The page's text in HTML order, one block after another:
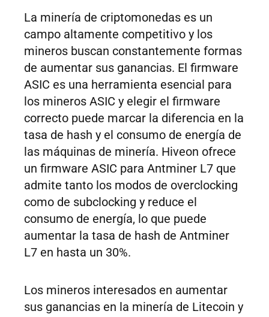
La minería de criptomonedas es un
campo altamente competitivo y los
mineros buscan constantemente formas
de aumentar sus ganancias. El firmware
ASIC es una herramienta esencial para
los mineros ASIC y elegir el firmware
correcto puede marcar la diferencia en la
tasa de hash y el consumo de energía de
las máquinas de minería. Hiveon ofrece
un firmware ASIC para Antminer L7 que
admite tanto los modos de overclocking
como de subclocking y reduce el
consumo de energía, lo que puede
aumentar la tasa de hash de Antminer
L7 en hasta un 30%.
Los mineros interesados en aumentar
sus ganancias en la minería de Litecoin y